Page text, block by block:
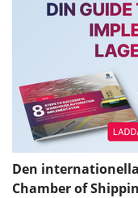
Den
Chamber of